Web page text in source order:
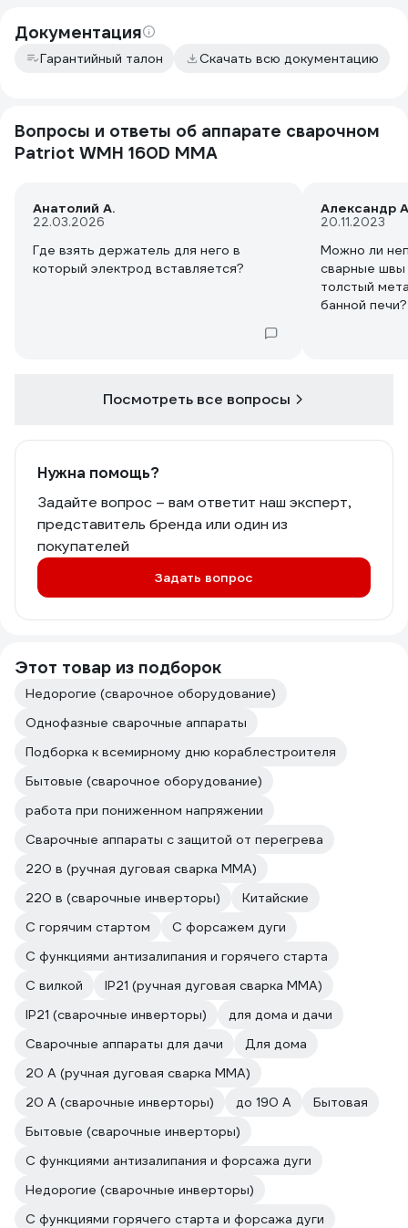
Документация
Гарантийный талон Скачать всю документацию
Вопросы и ответы об аппарате сварочном
Patriot WMH 160D MMA
Анатолий А.
22.03.2026
Где взять держатель для него в
который электрод вставляется?
Александр
20.11.2023
Можно ли
сварные
толстый
банной
Посмотреть все вопросы
Нужна помощь?
Задайте вопрос – вам ответит наш эксперт,
представитель бренда или один из
покупателей
Задать вопрос
Этот товар из подборок
Недорогие (сварочное оборудование)
Однофазные сварочные аппараты
Подборка к всемирному дню кораблестроителя
Бытовые (сварочное оборудование)
работа при пониженном напряжении
Сварочные аппараты с защитой от перегрева
220 в (ручная дуговая сварка MMA)
220 в (сварочные инверторы)
Китайские
С горячим стартом
С форсажем дуги
С функциями антизалипания и горячего старта
С вилкой
IP21 (ручная дуговая сварка MMA)
IP21 (сварочные инверторы)
для дома и дачи
Сварочные аппараты для дачи
Для дома
20 А (ручная дуговая сварка MMA)
20 А (сварочные инверторы)
до 190 А
Бытовая
Бытовые (сварочные инверторы)
С функциями антизалипания и форсажа дуги
Недорогие (сварочные инверторы)
С функциями горячего старта и форсажа дуги